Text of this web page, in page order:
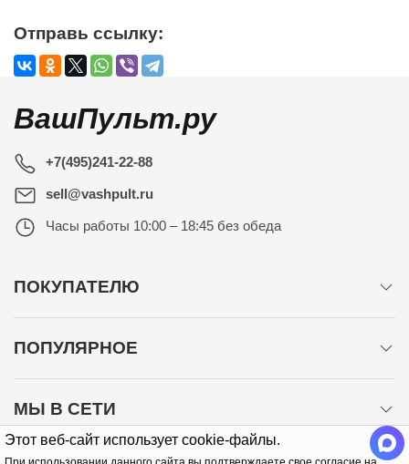
Этот веб-сайт использует cookie-файлы.
Отправь ссылку:
ВашПульт.ру
+7(495)241-22-88
sell@vashpult.ru
Часы работы 10:00 – 18:45 без обеда
ПОКУПАТЕЛЮ
ПОПУЛЯРНОЕ
МЫ В СЕТИ